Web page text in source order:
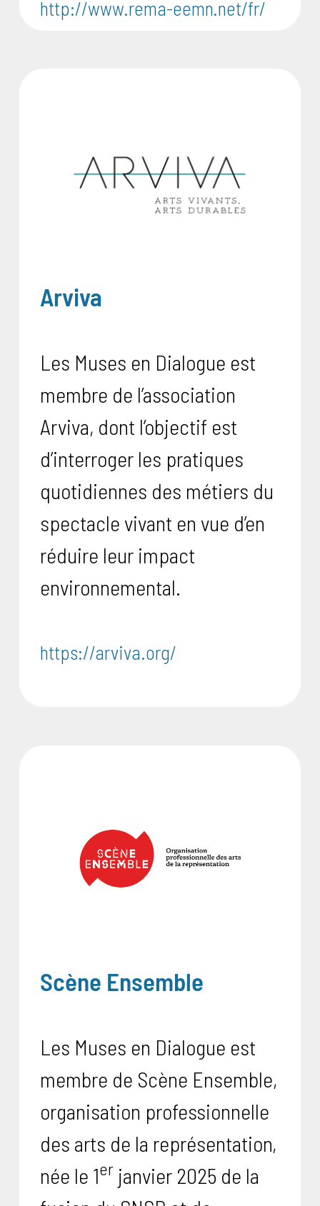
http://www.rema-eemn.net/fr/
Arviva
Les Muses en Dialogue est
membre de l’association
Arviva, dont l’objectif est
d’interroger les pratiques
quotidiennes des métiers du
spectacle vivant en vue d’en
réduire leur impact
environnemental.
https://arviva.org/
Scène Ensemble
Les Muses en Dialogue est
membre de Scène Ensemble,
organisation professionnelle
des arts de la représentation,
née le 1erjanvier 2025 de la